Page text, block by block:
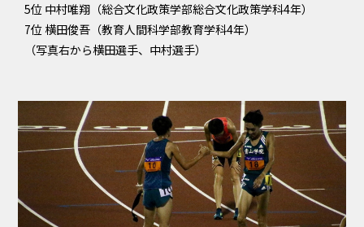
5位 中村唯翔（総合文化政策学部総合文化政策学科4年）
7位 横田俊吾（教育人間科学部教育学科4年）
（写真右から横田選手、中村選手）